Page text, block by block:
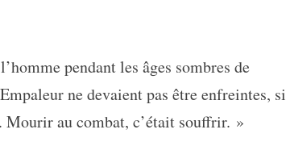
pendant les âges sombres de
ne devaient pas être enfreintes, si
Mourir au combat, c’était souffrir. »